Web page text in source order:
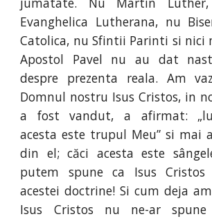
Evanghelica Lutherana, nu
Catolica, nu Sfintii Parinti si nici
Apostol Pavel nu au dat
despre prezenta reala. Am
Domnul nostru Isus Cristos, in
a fost vandut, a afirmat:
acesta este trupul Meu” si mai
din el; căci acesta este
putem spune ca Isus
acestei doctrine! Si cum deja
Isus Cristos nu ne-ar